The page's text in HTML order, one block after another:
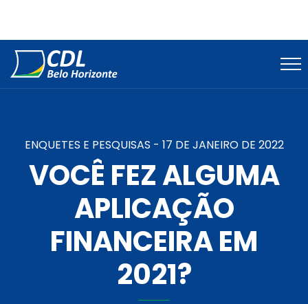
ENQUETES E PESQUISAS - 17 DE JANEIRO DE 2022
VOCÊ FEZ ALGUMA
APLICAÇÃO
FINANCEIRA EM
2021?